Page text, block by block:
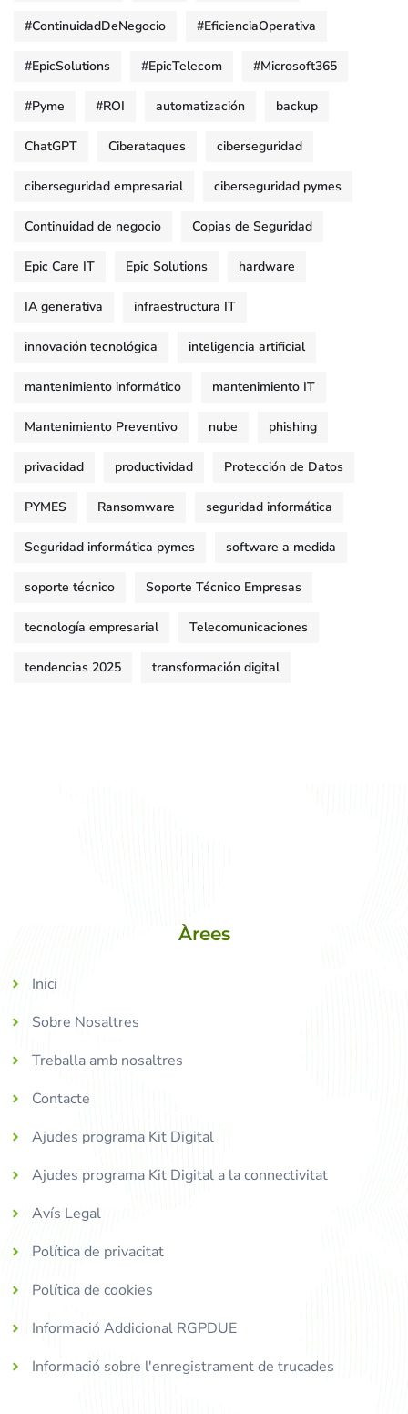
#ContinuidadDeNegocio #EficienciaOperativa
#EpicSolutions #EpicTelecom #Microsoft365
#Pyme #ROI automatización backup
ChatGPT Ciberataques ciberseguridad
ciberseguridad empresarial ciberseguridad pymes
Continuidad de negocio Copias de Seguridad
Epic Care IT Epic Solutions hardware
IA generativa infraestructura IT
innovación tecnológica inteligencia artificial
mantenimiento informático mantenimiento IT
Mantenimiento Preventivo nube phishing
privacidad productividad Protección de Datos
PYMES Ransomware seguridad informática
Seguridad informática pymes software a medida
soporte técnico Soporte Técnico Empresas
tecnología empresarial Telecomunicaciones
tendencias 2025 transformación digital
Àrees
Inici
Sobre Nosaltres
Treballa amb nosaltres
Contacte
Ajudes programa Kit Digital
Ajudes programa Kit Digital a la connectivitat
Avís Legal
Política de privacitat
Política de cookies
Informació Addicional RGPDUE
Informació sobre l'enregistrament de trucades